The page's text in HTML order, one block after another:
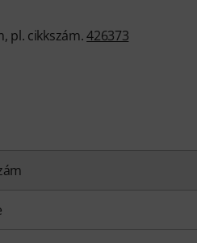
pl. cikkszám.426373